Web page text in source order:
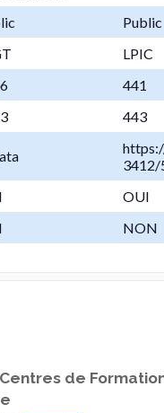
Public
LPIC
441
443
3412/
OUI
NON
de